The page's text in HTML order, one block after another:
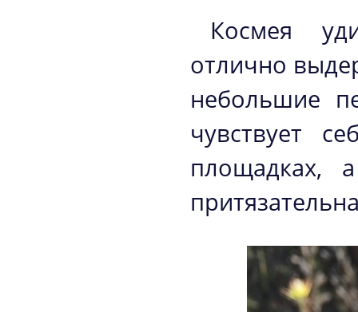
Космея
отлично
небольшие
чувствует
площадках,